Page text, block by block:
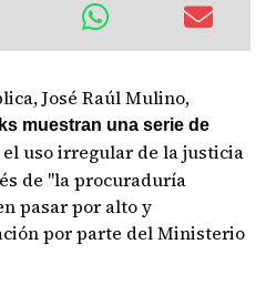
José Raúl Mulino,
muestran una serie de
uso irregular de la justicia
de "la procuraduría
pasar por alto y
por parte del Ministerio